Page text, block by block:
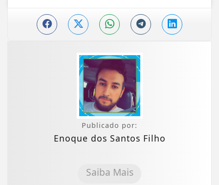
Publicado por:
Enoque dos Santos Filho
Saiba Mais